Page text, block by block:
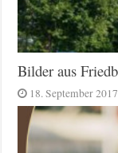
Bilder aus
18. September 2017